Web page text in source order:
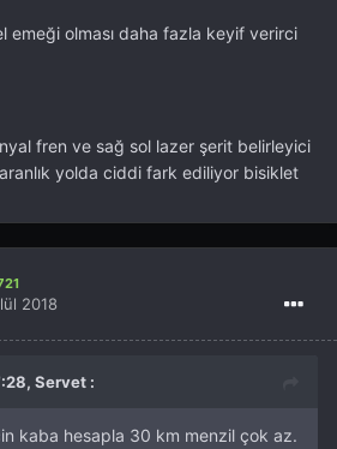
emeği olması daha fazla keyif verirci
fren ve sağ sol lazer şerit belirleyici
yolda ciddi fark ediliyor bisiklet
2018
Servet :
kaba hesapla 30 km menzil çok az.